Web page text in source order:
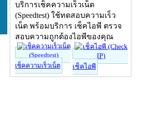
บริการเช็คความเร็วเน็ต
(Speedtest) ใช้ทดสอบความเร็ว
เน็ต พร้อมบริการ เช็คไอพี ตรวจ
สอบความถูกต้องไอพีของคุณ
เช็คความเร็วเน็ต เช็คไอพี